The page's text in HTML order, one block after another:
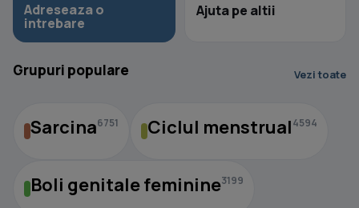
Adreseaza o
intrebare
Ajuta pe altii
Grupuri populare Vezi toate
Sarcina6751 Ciclul menstrual4594
Boli genitale feminine3199